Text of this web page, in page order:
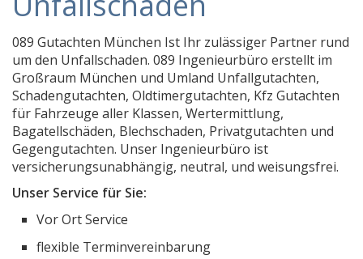
Dornhecker & Fiege Sachverständigenbüro
Architekt und Sachverständiger Dipl.-Ing. Carsten
Gutachterix
KOOP 1 Architekten, Ingenieure, Sachverständige
Sachverständigenbüro Christiane E. Scharrer
Sachverständigenbüro Scheer
Kfz-Gutachter München - Sachverständigenbüro
INGENIEURBÜRO GUMMINGER
Immobilienbewertung Heimhuber
089 Gutachten München Ist Ihr zulässiger Partner rund
um den Unfallschaden. 089 Ingenieurbüro erstellt im
Großraum München und Umland Unfallgutachten,
Schadengutachten, Oldtimergutachten, Kfz Gutachten
für Fahrzeuge aller Klassen, Wertermittlung,
Bagatellschäden, Blechschaden, Privatgutachten und
Gegengutachten. Unser Ingenieurbüro ist
versicherungsunabhängig, neutral, und weisungsfrei.
Unser Service für Sie:
Vor Ort Service
flexible Terminvereinbarung